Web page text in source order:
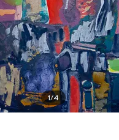
1/4